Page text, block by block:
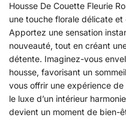
Housse De Couette Fleurie
une touche florale délicate
Apportez une sensation
nouveauté, tout en créant
détente. Imaginez-vous
housse, favorisant un
vous offrir une expérience
le luxe d’un intérieur
devient un moment de bien-